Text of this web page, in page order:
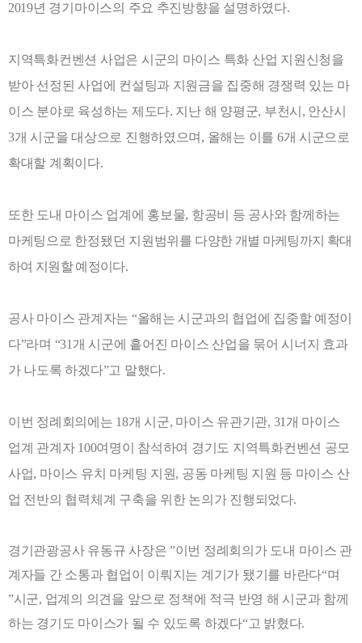
2019년 경기마이스의 주요 추진방향을 설명하였다.
지역특화컨벤션 사업은 시군의 마이스 특화 산업 지원신청을
받아 선정된 사업에 컨설팅과 지원금을 집중해 경쟁력 있는 마
이스 분야로 육성하는 제도다. 지난 해 양평군, 부천시 , 안산시
3개 시군을 대상으로 진행하였으며 , 올해는 이를 6개 시군으로
확대할 계획이다.
또한 도내 마이스 업계에 홍보물, 항공비 등 공사와 함께하는
마케팅으로 한정됐던 지원범위를 다양한 개별 마케팅까지 확대
하여 지원할 예정이다.
공사 마이스 관계자는 “올해는 시군과의 협업에 집중할 예정이
다”라며 “31 개 시군에 흩어진 마이스 산업을 묶어 시너지 효과
가 나도록 하겠다”고 말했다.
이번 정례회의에는 18개 시군, 마이스 유관기관, 31 개 마이스
업계 관계자 100여명이 참석하여 경기도 지역특화컨벤션 공모
사업, 마이스 유치 마케팅 지원, 공동 마케팅 지원 등 마이스 산
업 전반의 협력체계 구축을 위한 논의가 진행되었다.
경기관광공사 유동규 사장은 ”이번 정례회의가 도내 마이스 관
계자들 간 소통과 협업이 이뤄지는 계기가 됐기를 바란다“며
”시군, 업계의 의견을 앞으로 정책에 적극 반영 해 시군과 함께
하는 경기도 마이스가 될 수 있도록 하겠다“고 밝혔다.